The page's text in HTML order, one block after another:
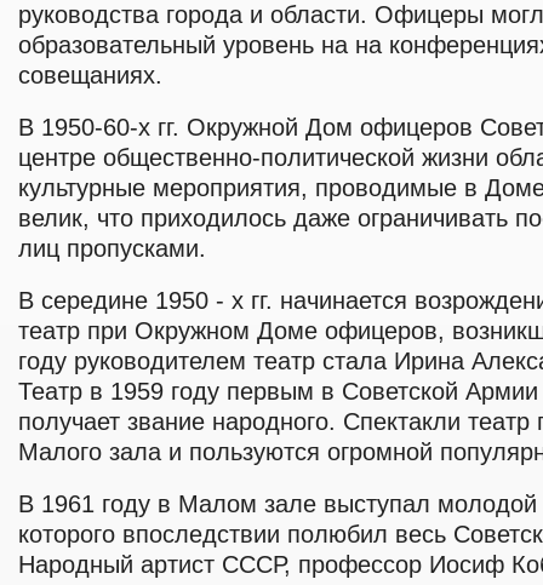
руководства города и области. Офицеры
образовательный уровень на на
совещаниях.
В 1950-60-х гг. Окружной Дом офицеров
центре общественно-политической жизни
культурные мероприятия, проводимые в
велик, что приходилось даже ограничивать
лиц пропусками.
В середине 1950 - х гг. начинается
театр при Окружном Доме офицеров,
году руководителем театр стала Ирина
Театр в 1959 году первым в Советской
получает звание народного. Спектакли театр
Малого зала и пользуются огромной
В 1961 году в Малом зале выступал молодой
которого впоследствии полюбил весь
Народный артист СССР, профессор Иосиф